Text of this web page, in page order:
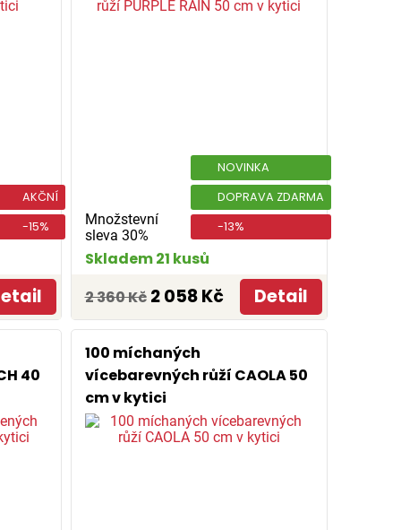
AKČNÍ
-15%
Množstevní
sleva 30%
NOVINKA
DOPRAVA ZDARMA
-13%
Skladem 21 kusů
2 360 Kč 2 058 Kč Detail
40
100 míchaných
vícebarevných růží CAOLA 50
cm v kytici